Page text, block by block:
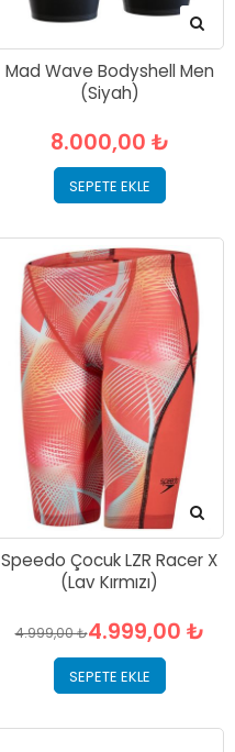
Mad Wave Bodyshell Men
(Siyah)
8.000,00 ₺
SEPETE EKLE
Speedo Çocuk LZR Racer X
(Lav Kırmızı)
4.999,00 ₺
4.999,00 ₺
SEPETE EKLE